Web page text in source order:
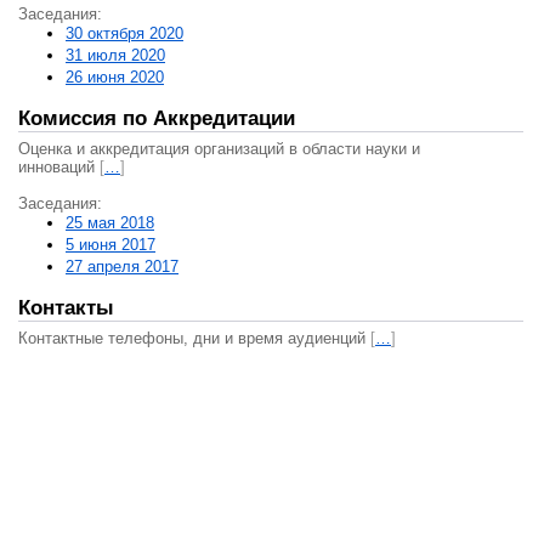
Заседания:
30 октября 2020
31 июля 2020
26 июня 2020
Комиссия по Аккредитации
Оценка и аккредитация организаций в области науки и
инноваций […]
Заседания:
25 мая 2018
5 июня 2017
27 апреля 2017
Контакты
Контактные телефоны, дни и время аудиенций […]